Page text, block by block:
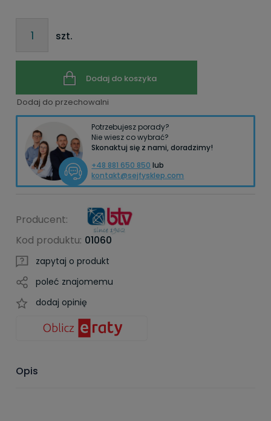
szt.
Dodaj do koszyka
Dodaj do przechowalni
Potrzebujesz porady?
Nie wiesz co wybrać?
Skonaktuj się z nami, doradzimy!
+48 881 650 850 lub
kontakt@sejfysklep.com
Producent:
Kod produktu: 01060
zapytaj o produkt
poleć znajomemu
dodaj opinię
Opis